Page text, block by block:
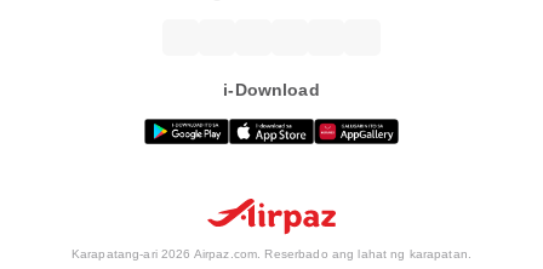
i-Download
Karapatang-ari 2026 Airpaz.com. Reserbado ang lahat ng karapatan.